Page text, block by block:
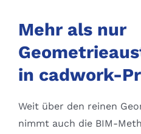
Mehr als nur
in cadwork-
Weit über den reinen
nimmt auch die BIM-